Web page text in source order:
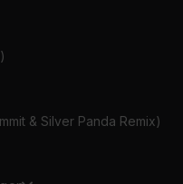
& Silver Panda Remix)